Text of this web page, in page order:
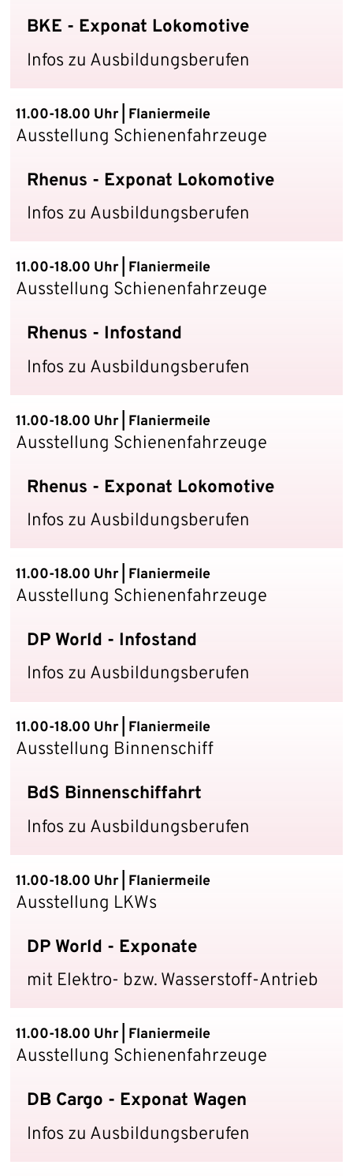
BKE - Exponat Lokomotive
Infos zu Ausbildungsberufen
11.00-18.00 Uhr | Flaniermeile
Ausstellung Schienenfahrzeuge
Rhenus - Exponat Lokomotive
Infos zu Ausbildungsberufen
11.00-18.00 Uhr | Flaniermeile
Ausstellung Schienenfahrzeuge
Rhenus - Infostand
Infos zu Ausbildungsberufen
11.00-18.00 Uhr | Flaniermeile
Ausstellung Schienenfahrzeuge
Rhenus - Exponat Lokomotive
Infos zu Ausbildungsberufen
11.00-18.00 Uhr | Flaniermeile
Ausstellung Schienenfahrzeuge
DP World - Infostand
Infos zu Ausbildungsberufen
11.00-18.00 Uhr | Flaniermeile
Ausstellung Binnenschiff
BdS Binnenschiffahrt
Infos zu Ausbildungsberufen
11.00-18.00 Uhr | Flaniermeile
Ausstellung LKWs
DP World - Exponate
mit Elektro- bzw. Wasserstoff-Antrieb
11.00-18.00 Uhr | Flaniermeile
Ausstellung Schienenfahrzeuge
DB Cargo - Exponat Wagen
Infos zu Ausbildungsberufen